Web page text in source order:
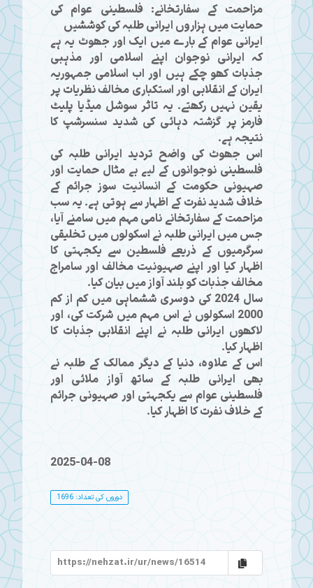
مزاحمت کے سفارتخانے: فلسطینی عوام کی
حمایت میں ہزاروں ایرانی طلبہ کی کوششیں
ایرانی عوام کے بارے میں ایک اور جھوٹ یہ ہے
کہ ایرانی نوجوان اپنے اسلامی اور مذہبی
جذبات کھو چکے ہیں اور اب اسلامی جمہوریہ
ایران کے انقلابی اور استکباری مخالف نظریات پر
یقین نہیں رکھتے۔ یہ تاثر سوشل میڈیا پلیٹ
فارمز پر گزشتہ دہائی کی شدید سنسرشپ کا
نتیجہ ہے۔
اس جھوٹ کی واضح تردید ایرانی طلبہ کی
فلسطینی نوجوانوں کے لیے بے مثال حمایت اور
صہیونی حکومت کے انسانیت سوز جرائم کے
خلاف شدید نفرت کے اظہار سے ہوتی ہے۔ یہ سب
مزاحمت کے سفارتخانے نامی مہم میں سامنے آیا،
جس میں ایرانی طلبہ نے اسکولوں میں تخلیقی
سرگرمیوں کے ذریعے فلسطین سے یکجہتی کا
اظہار کیا اور اپنے صہیونیت مخالف اور سامراج
مخالف جذبات کو بلند آواز میں بیان کیا۔
سال 2024 کی دوسری ششماہی میں کم از کم
2000 اسکولوں نے اس مہم میں شرکت کی، اور
لاکھوں ایرانی طلبہ نے اپنے انقلابی جذبات کا
اظہار کیا۔
اس کے علاوہ، دنیا کے دیگر ممالک کے طلبہ نے
بھی ایرانی طلبہ کے ساتھ آواز ملائی اور
فلسطینی عوام سے یکجہتی اور صہیونی جرائم
کے خلاف نفرت کا اظہار کیا۔
2025-04-08
دوروں کی تعداد: 1696